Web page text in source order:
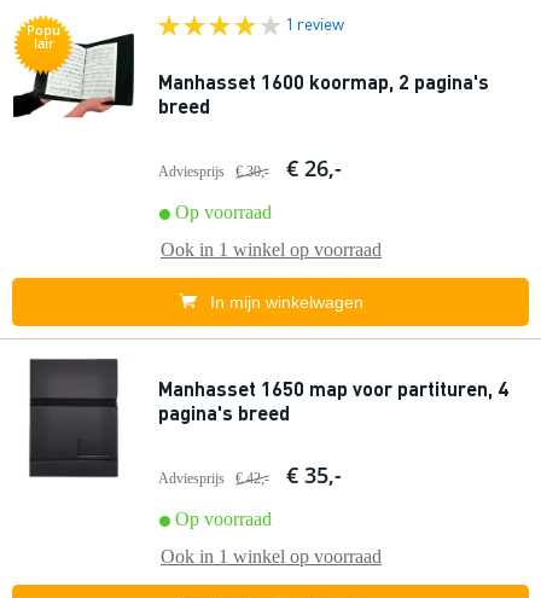
Popu
lair
1 review
Manhasset 1600 koormap, 2 pagina's
breed
Adviesprijs € 30,- € 26,-
Op voorraad
Ook in 1 winkel op voorraad
In mijn winkelwagen
Manhasset 1650 map voor partituren, 4
pagina's breed
Adviesprijs € 42,- € 35,-
Op voorraad
Ook in 1 winkel op voorraad